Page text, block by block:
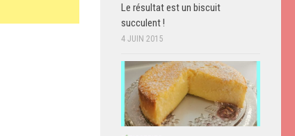
Le résultat est un biscuit
succulent !
4 JUIN 2015